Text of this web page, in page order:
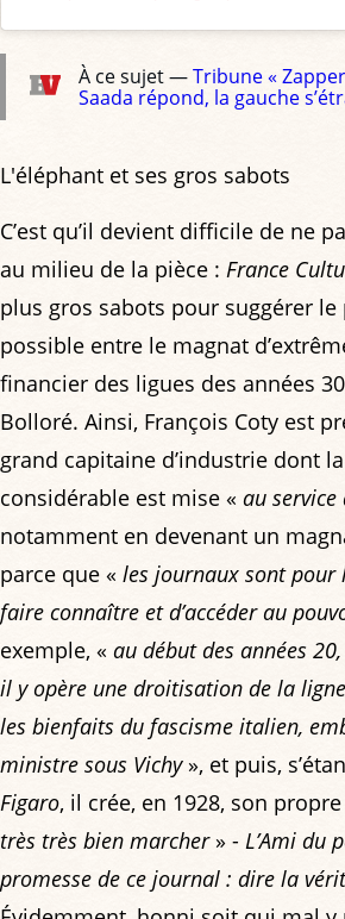
À ce sujet —Tribune «
Saada répond, la gauche
L'éléphant et ses gros sabots
C’est qu’il devient difficile de ne
au milieu de la pièce : France
plus gros sabots pour suggérer le
possible entre le magnat
financier des ligues des années
Bolloré. Ainsi, François Coty est
grand capitaine d’industrie dont
considérable est mise « au service
notamment en devenant un
parce que « les journaux sont pour
faire connaître et d’accéder au
exemple, « au début des années
il y opère une droitisation de la
les bienfaits du fascisme italien,
ministre sous Vichy», et puis,
Figaro, il crée, en 1928, son
très très bien marcher» - L’Ami du
promesse de ce journal : dire la